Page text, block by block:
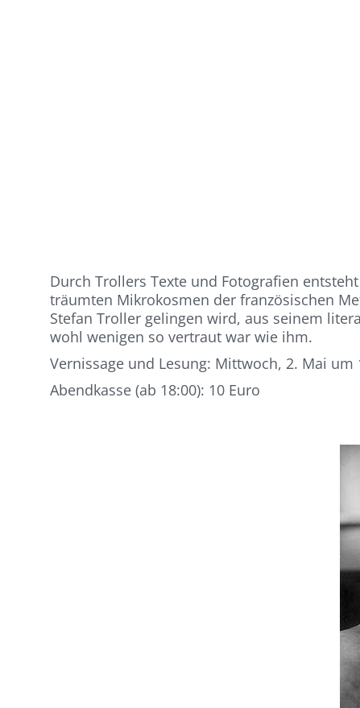
Durch Trollers Texte und Fotografien
träumten Mikrokosmen der französischen
Stefan Troller gelingen wird, aus seinem
wohl wenigen so vertraut war wie ihm.
Vernissage und Lesung: Mittwoch, 2. Mai um
Abendkasse (ab 18:00): 10 Euro